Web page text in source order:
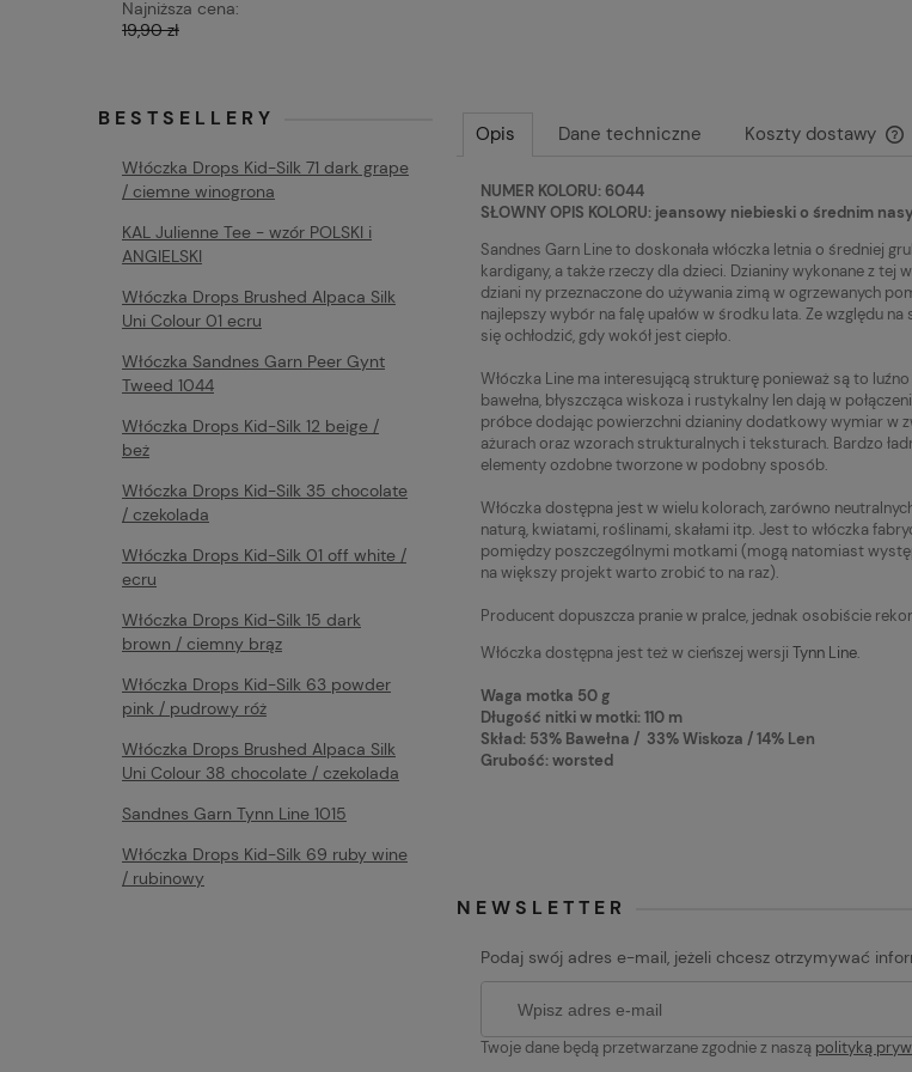
Najniższa cena:
19,90 zł
BESTSELLERY
Włóczka Drops Kid-Silk 71 dark grape
/ ciemne winogrona
KAL Julienne Tee - wzór POLSKI i
ANGIELSKI
Włóczka Drops Brushed Alpaca Silk
Uni Colour 01 ecru
Włóczka Sandnes Garn Peer Gynt
Tweed 1044
Włóczka Drops Kid-Silk 12 beige /
beż
Włóczka Drops Kid-Silk 35 chocolate
/ czekolada
Włóczka Drops Kid-Silk 01 off white /
ecru
Włóczka Drops Kid-Silk 15 dark
brown / ciemny brąz
Włóczka Drops Kid-Silk 63 powder
pink / pudrowy róż
Włóczka Drops Brushed Alpaca Silk
Uni Colour 38 chocolate / czekolada
Sandnes Garn Tynn Line 1015
Włóczka Drops Kid-Silk 69 ruby wine
/ rubinowy
Opis Dane techniczne Koszty dostawy
NUMER KOLORU: 6044
SŁOWNY OPIS KOLORU: jeansowy niebieski o średnim
Sandnes Garn Line to doskonała włóczka letnia o średniej
kardigany, a także rzeczy dla dzieci. Dzianiny wykonane z tej
dziani ny przeznaczone do używania zimą w ogrzewanych
najlepszy wybór na falę upałów w środku lata. Ze względu
się ochłodzić, gdy wokół jest ciepło.
Włóczka Line ma interesującą strukturę ponieważ są to
bawełna, błyszcząca wiskoza i rustykalny len dają w
próbce dodając powierzchni dzianiny dodatkowy wymiar w
ażurach oraz wzorach strukturalnych i teksturach. Bardzo
elementy ozdobne tworzone w podobny sposób.
Włóczka dostępna jest w wielu kolorach, zarówno
naturą, kwiatami, roślinami, skałami itp. Jest to włóczka
pomiędzy poszczególnymi motkami (mogą natomiast
na większy projekt warto zrobić to na raz).
Producent dopuszcza pranie w pralce, jednak osobiście
Włóczka dostępna jest też w cieńszej wersji Tynn Line.
Waga motka 50 g
Długość nitki w motki: 110 m
Skład: 53% Bawełna / 33% Wiskoza / 14% Len
Grubość: worsted
NEWSLETTER
Podaj swój adres e-mail, jeżeli chcesz otrzymywać
Twoje dane będą przetwarzane zgodnie z naszą polityką